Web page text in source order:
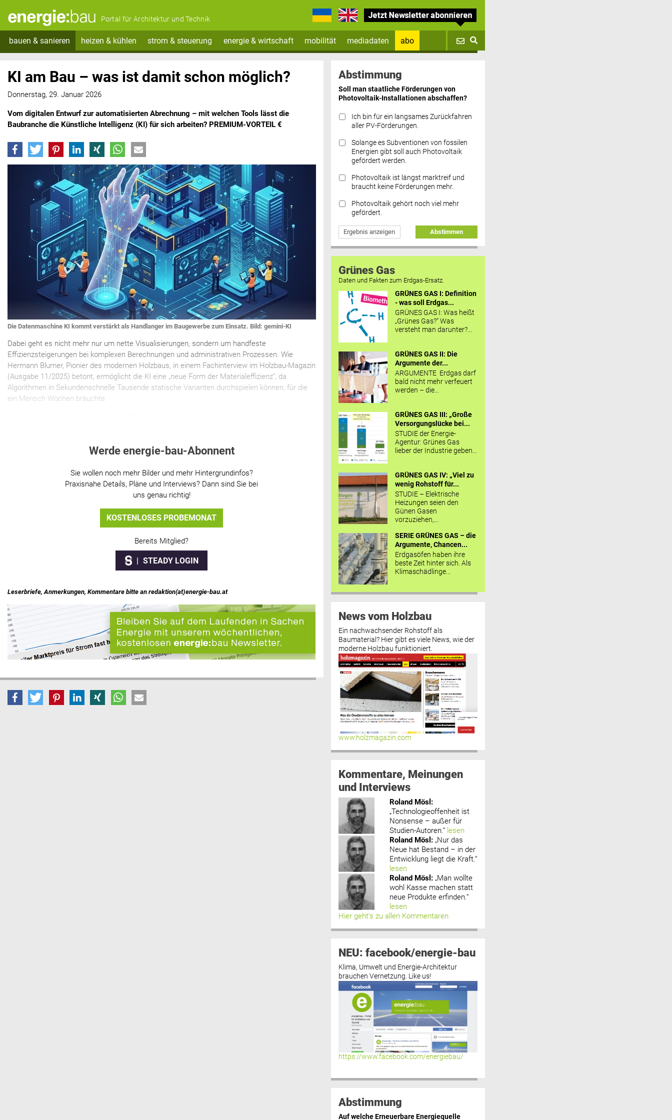
Portal für Architektur und Technik
bauen & sanieren heizen & kühlen strom & steuerung energie & wirtschaft mobilität mediadaten
abo
Datenschutz FAQs
KI am Bau – was ist damit schon möglich?
Donnerstag, 29. Januar 2026
Vom digitalen Entwurf zur automatisierten Abrechnung – mit welchen Tools lässt die
Baubranche die Künstliche Intelligenz (KI) für sich arbeiten? PREMIUM-VORTEIL €
Die Datenmaschine KI kommt verstärkt als Handlanger im Baugewerbe zum Einsatz. Bild: gemini-KI
Dabei geht es nicht mehr nur um nette Visualisierungen, sondern um handfeste
Effizienzsteigerungen bei komplexen Berechnungen und administrativen Prozessen. Wie
Hermann Blumer, Pionier des modernen Holzbaus, in einem Fachinterview im Holzbau-Magazin
(Ausgabe 11/2025) betont, ermöglicht die KI eine „neue Form der Materialeffizienz“, da
Algorithmen in Sekundenschnelle Tausende statische Varianten durchspielen können, für die
ein Mensch Wochen bräuchte.
Werde energie-bau-Abonnent
Sie wollen noch mehr Bilder und mehr Hintergrundinfos?
Praxisnahe Details, Pläne und Interviews? Dann sind Sie bei
uns genau richtig!
KOSTENLOSES PROBEMONAT
Bereits Mitglied?
STEADY LOGIN
Leserbriefe, Anmerkungen, Kommentare bitte an redaktion(at)energie-bau.at
Abstimmung
Soll man staatliche Förderungen von
Photovoltaik-Installationen abschaffen?
Ich bin für ein langsames Zurückfahren
aller PV-Förderungen.
Solange es Subventionen von fossilen
Energien gibt soll auch Photovoltaik
gefördert werden.
Photovoltaik ist längst marktreif und
braucht keine Förderungen mehr.
Photovoltaik gehört noch viel mehr
gefördert.
Ergebnis anzeigen Abstimmen
Grünes Gas
Daten und Fakten zum Erdgas-Ersatz.
GRÜNES GAS I: Definition
- was soll Erdgas...
GRÜNES GAS I: Was heißt
„Grünes Gas?“ Was
versteht man darunter?...
GRÜNES GAS II: Die
Argumente der...
ARGUMENTE Erdgas darf
bald nicht mehr verfeuert
werden – die...
GRÜNES GAS III: „Große
Versorgungslücke bei...
STUDIE der Energie-
Agentur: Grünes Gas
lieber der Industrie geben...
GRÜNES GAS IV: „Viel zu
wenig Rohstoff für...
STUDIE – Elektrische
Heizungen seien den
Günen Gasen
vorzuziehen,...
SERIE GRÜNES GAS – die
Argumente, Chancen...
Erdgasöfen haben ihre
beste Zeit hinter sich. Als
Klimaschädlinge...
News vom Holzbau
Ein nachwachsender Rohstoff als
Baumaterial? Hier gibt es viele News, wie der
moderne Holzbau funktioniert.
www.holzmagazin.com
Kommentare, Meinungen
und Interviews
Roland Mösl :
„Technologieoffenheit ist
Nonsense – außer für
Studien-Autoren.“ lesen
Roland Mösl : „Nur das
Neue hat Bestand – in der
Entwicklung liegt die Kraft.“
lesen
Roland Mösl : „Man wollte
wohl Kasse machen statt
neue Produkte erfinden.“
lesen
Hier geht’s zu allen Kommentaren
NEU: facebook/energie-bau
Klima, Umwelt und Energie-Architektur
brauchen Vernetzung. Like us!
https://www.facebook.com/energiebau/
Abstimmung
Auf welche Erneuerbare Energiequelle